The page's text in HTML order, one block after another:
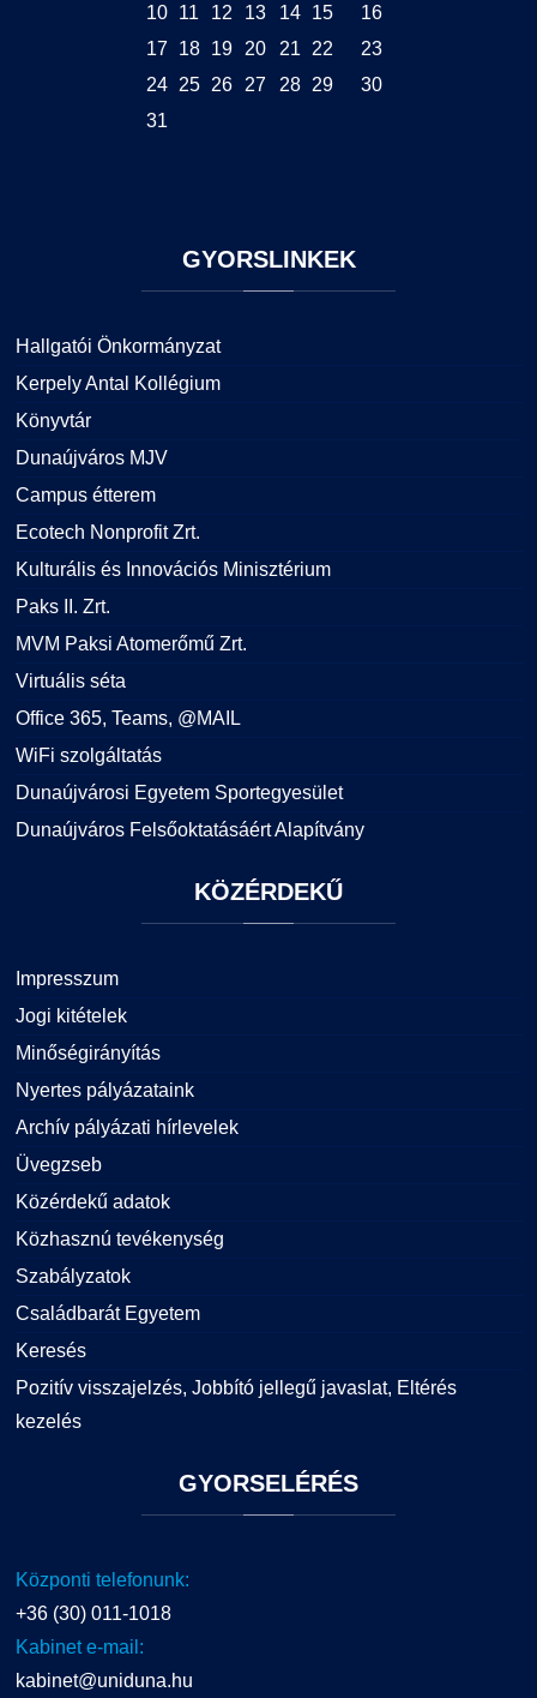
10
11 12 13 14 15
16
17
18 19 20 21 22
23
24
25 26 27 28 29
30
31
GYORSLINKEK
Hallgatói Önkormányzat
Kerpely Antal Kollégium
Könyvtár
Dunaújváros MJV
Campus étterem
Ecotech Nonprofit Zrt.
Kulturális és Innovációs Minisztérium
Paks II. Zrt.
MVM Paksi Atomerőmű Zrt.
Virtuális séta
Office 365, Teams, @MAIL
WiFi szolgáltatás
Dunaújvárosi Egyetem Sportegyesület
Dunaújváros Felsőoktatásáért Alapítvány
KÖZÉRDEKŰ
Impresszum
Jogi kitételek
Minőségirányítás
Nyertes pályázataink
Archív pályázati hírlevelek
Üvegzseb
Közérdekű adatok
Közhasznú tevékenység
Szabályzatok
Családbarát Egyetem
Keresés
Pozitív visszajelzés, Jobbító jellegű javaslat, Eltérés
kezelés
GYORSELÉRÉS
Központi telefonunk:
+36 (30) 011-1018
Kabinet e-mail:
kabinet@uniduna.hu